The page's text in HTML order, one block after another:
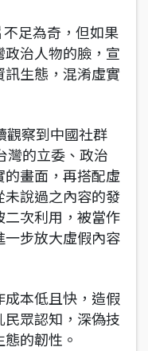
足為奇，但如果
治人物的臉，宣
生態，混淆虛實
觀察到中國社群
灣的立委、政治
畫面，再搭配虛
說過之內容的發
次利用，被當作
步放大虛假內容
本低且快，造假
眾認知，深偽技
的韌性。